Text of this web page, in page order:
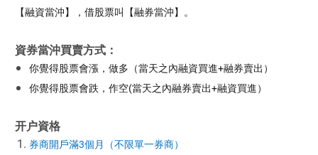
【融資當沖】，借股票叫【融券當沖】。
資券當沖買賣方式：
你覺得股票會漲，做多（當天之內融資買進+融券賣出）
你覺得股票會跌，作空(當天之內融券賣出+融資買進）
开户資格
券商開戶滿3個月（不限單一券商）